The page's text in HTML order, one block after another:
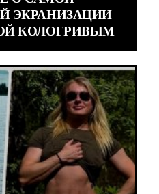
ЭКРАНИЗАЦИИ
КОЛОГРИВЫМ